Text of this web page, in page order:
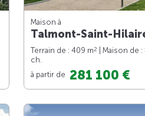
Maison à
Talmont-Saint-
Terrain de : 409 m2 | Maison de :
ch.
à partir de 281 100 €